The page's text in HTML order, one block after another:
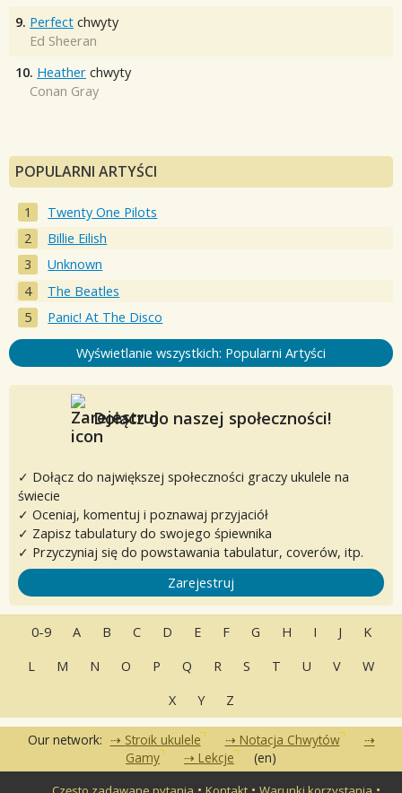
9. Perfect chwyty
Ed Sheeran
10. Heather chwyty
Conan Gray
POPULARNI ARTYŚCI
Twenty One Pilots
Billie Eilish
Unknown
The Beatles
Panic! At The Disco
Wyświetlanie wszystkich: Popularni Artyści
Dołącz do naszej społeczności!
✓ Dołącz do największej społeczności graczy ukulele na
świecie
✓ Oceniaj, komentuj i poznawaj przyjaciół
✓ Zapisz tabulatury do swojego śpiewnika
✓ Przyczyniaj się do powstawania tabulatur, coverów, itp.
Zarejestruj
0-9 A B C D E F G H I J
K
L
M N O P Q R S T U V
W
X
Y Z
Our network: Stroik ukulele
Notacja Chwytów
Gamy
Lekcje (en)